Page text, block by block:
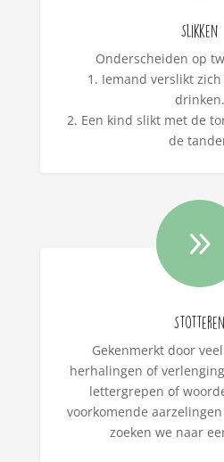
Slikken
Onderscheiden op
1. Iemand verslikt
drinken.
2. Een kind slikt met de
de
9
Stotteren
Gekenmerkt door
herhalingen of
lettergrepen of
voorkomende
zoeken we naar